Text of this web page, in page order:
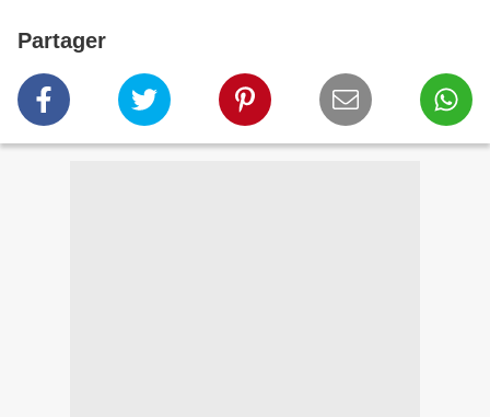
Partager